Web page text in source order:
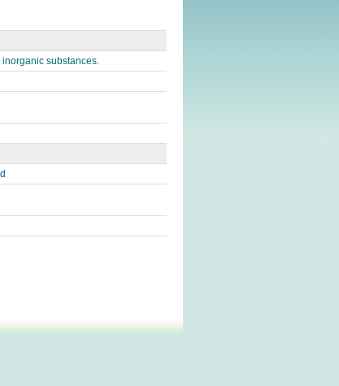
substances.